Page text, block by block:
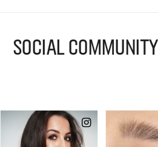
SOCIAL COMMUNITY